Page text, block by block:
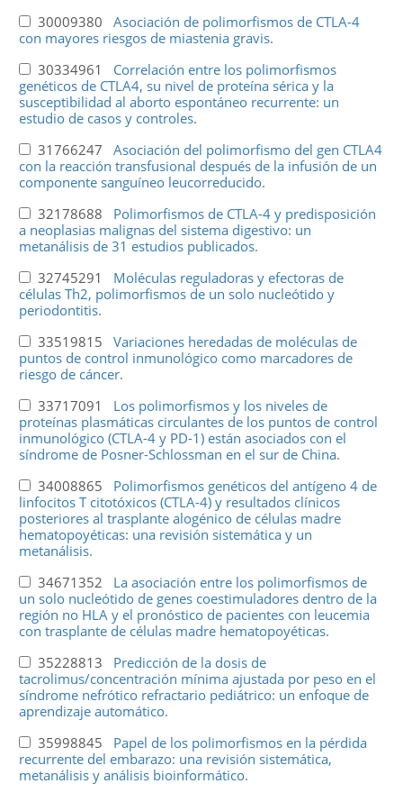
30009380 Asociación de polimorfismos de CTLA-4
con mayores riesgos de miastenia gravis.
30334961 Correlación entre los polimorfismos
genéticos de CTLA4, su nivel de proteína sérica y la
susceptibilidad al aborto espontáneo recurrente: un
estudio de casos y controles.
31766247 Asociación del polimorfismo del gen CTLA4
con la reacción transfusional después de la infusión de un
componente sanguíneo leucorreducido.
32178688 Polimorfismos de CTLA-4 y predisposición
a neoplasias malignas del sistema digestivo: un
metanálisis de 31 estudios publicados.
32745291 Moléculas reguladoras y efectoras de
células Th2, polimorfismos de un solo nucleótido y
periodontitis.
33519815 Variaciones heredadas de moléculas de
puntos de control inmunológico como marcadores de
riesgo de cáncer.
33717091 Los polimorfismos y los niveles de
proteínas plasmáticas circulantes de los puntos de control
inmunológico (CTLA-4 y PD-1) están asociados con el
síndrome de Posner-Schlossman en el sur de China.
34008865 Polimorfismos genéticos del antígeno 4 de
linfocitos T citotóxicos (CTLA-4) y resultados clínicos
posteriores al trasplante alogénico de células madre
hematopoyéticas: una revisión sistemática y un
metanálisis.
34671352 La asociación entre los polimorfismos de
un solo nucleótido de genes coestimuladores dentro de la
región no HLA y el pronóstico de pacientes con leucemia
con trasplante de células madre hematopoyéticas.
35228813 Predicción de la dosis de
tacrolimus/concentración mínima ajustada por peso en el
síndrome nefrótico refractario pediátrico: un enfoque de
aprendizaje automático.
35998845 Papel de los polimorfismos en la pérdida
recurrente del embarazo: una revisión sistemática,
metanálisis y análisis bioinformático.